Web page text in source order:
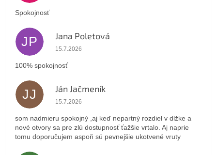
Spokojnosť
JP Jana Poletová
Hodnotenie obchodu je 5 z 5 hviezdičiek.
15.7.2026
100% spokojnosť
JJ Ján Jačmeník
Hodnotenie obchodu je 5 z 5 hviezdičiek.
15.7.2026
som nadmieru spokojný ,aj keď nepartný rozdiel v dlžke a
nové otvory sa pre zlú dostupnosť ťažšie vrtalo. Aj naprie
tomu doporučujem aspoň sú pevnejšie ukotvené vruty